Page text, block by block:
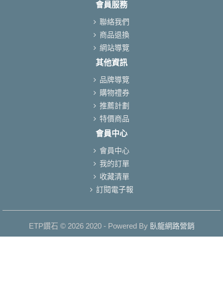
會員服務
聯絡我們
商品退換
網站導覽
其他資訊
品牌導覽
購物禮券
推薦計劃
特價商品
會員中心
會員中心
我的訂單
收藏清單
訂閱電子報
ETP鑽石 © 2026 2020 - Powered By 臥龍網路營銷